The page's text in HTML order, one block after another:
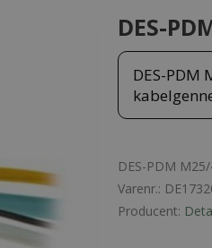
DES-
DES-PDM
DES-PDM
Varenr.:
Producent: